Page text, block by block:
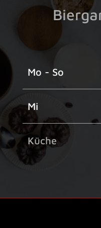
Mo - So
Mi
Küche